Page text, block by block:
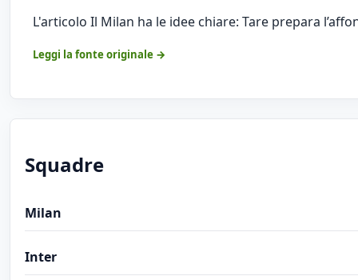
L'articolo Il Milan ha le idee chiare: Tare prepara
Leggi la fonte originale →
Squadre
Milan
Inter